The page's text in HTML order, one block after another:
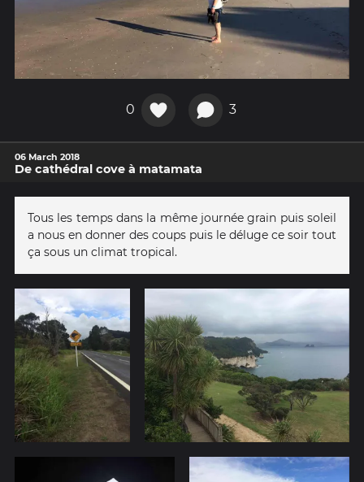
0 3
06 March 2018
De cathédral cove à matamata
Tous les temps dans la même journée grain puis soleil
a nous en donner des coups puis le déluge ce soir tout
ça sous un climat tropical.